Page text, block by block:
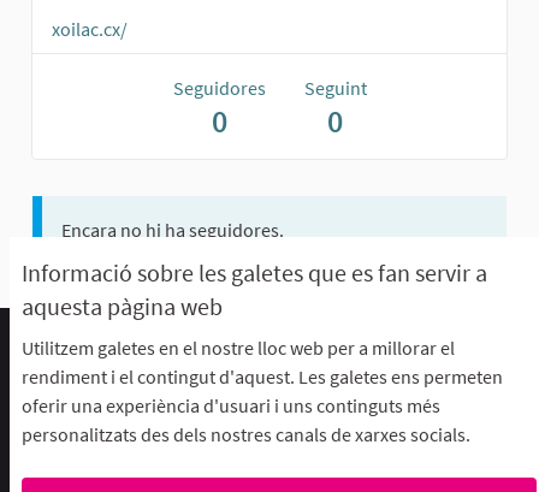
Informació sobre les galetes que es fan servir a
aquesta pàgina web
Utilitzem galetes en el nostre lloc web per a millorar el
rendiment i el contingut d'aquest. Les galetes ens permeten
oferir una experiència d'usuari i uns continguts més
personalitzats des dels nostres canals de xarxes socials.
xoilac.cx/
Seguidores
0
Seguint
0
Encara no hi ha seguidores.
Termes d'ús i condicions
Descarrega els fitxers de dades obertes
Configuració de les galetes